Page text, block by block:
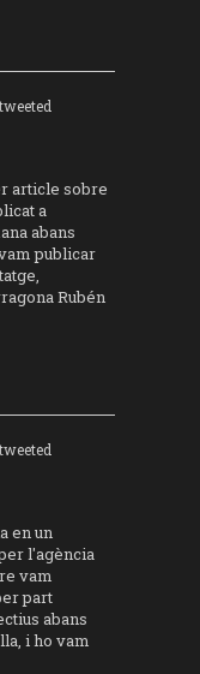
article sobre
a
abans
publicar
Rubén
en un
l'agència
vam
part
abans
i ho vam